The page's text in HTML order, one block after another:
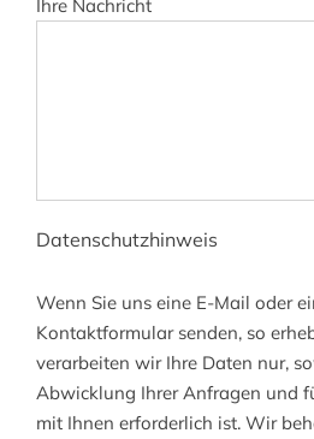
Ihre Nachricht
Datenschutzhinweis
Wenn Sie uns eine E-Mail oder
Kontaktformular senden, so
verarbeiten wir Ihre Daten nur,
Abwicklung Ihrer Anfragen und
mit Ihnen erforderlich ist. Wir